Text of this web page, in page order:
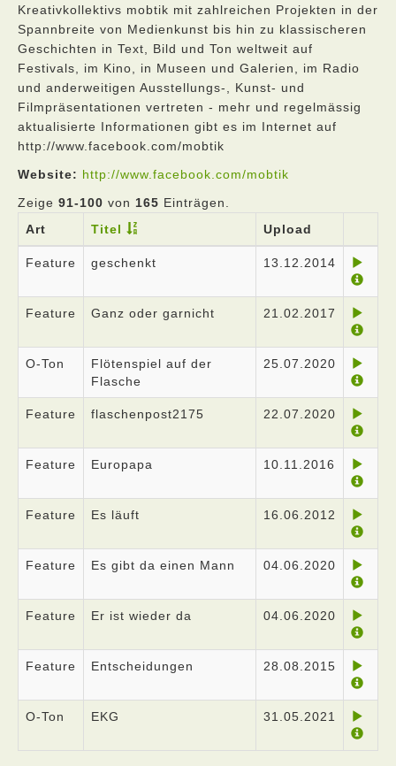
Kreativkollektivs mobtik mit zahlreichen Projekten in der
Spannbreite von Medienkunst bis hin zu klassischeren
Geschichten in Text, Bild und Ton weltweit auf
Festivals, im Kino, in Museen und Galerien, im Radio
und anderweitigen Ausstellungs-, Kunst- und
Filmpräsentationen vertreten - mehr und regelmässig
aktualisierte Informationen gibt es im Internet auf
http://www.facebook.com/mobtik
Website: http://www.facebook.com/mobtik
Zeige 91-100 von 165 Einträgen.
Art
Titel Upload
Feature geschenkt 13.12.2014
Feature Ganz oder garnicht 21.02.2017
O-Ton
Flötenspiel auf der
Flasche
25.07.2020
Feature flaschenpost2175 22.07.2020
Feature Europapa 10.11.2016
Feature Es läuft 16.06.2012
Feature Es gibt da einen Mann 04.06.2020
Feature Er ist wieder da 04.06.2020
Feature Entscheidungen 28.08.2015
O-Ton EKG 31.05.2021